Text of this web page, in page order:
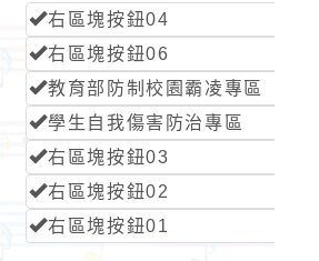
右區塊按鈕04
右區塊按鈕06
教育部防制校園霸凌專區
學生自我傷害防治專區
右區塊按鈕03
右區塊按鈕02
右區塊按鈕01